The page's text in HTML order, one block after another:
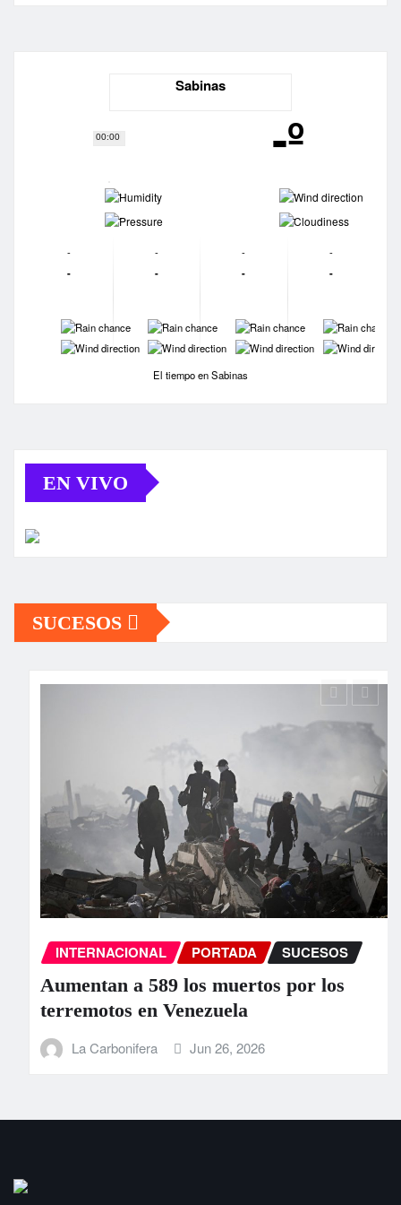
00:00
Sabinas
-º
-
-
-
-
-
-
-
-
-
-
-
-
-
-
-
-
-
-
-
-
El tiempo en Sabinas
EN VIVO
SUCESOS
INTERNACIONAL PORTADA SUCESOS
Aumentan a 589 los muertos por los
terremotos en Venezuela
La Carbonifera Jun 26, 2026